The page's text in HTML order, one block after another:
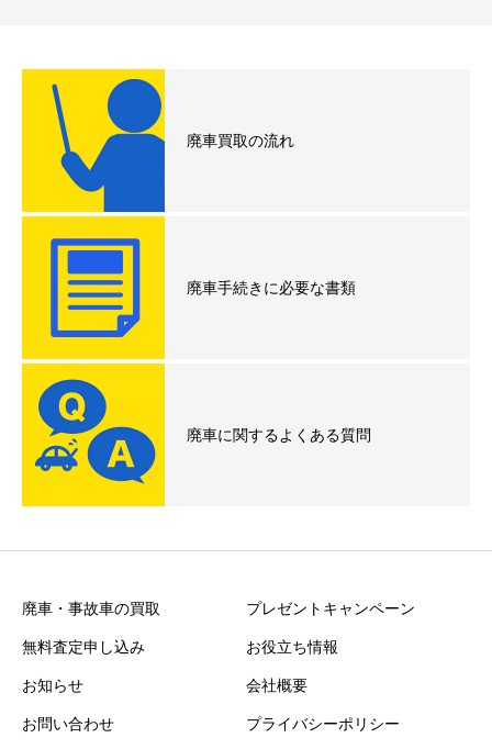
廃車買取の流れ
廃車手続きに必要な書類
廃車に関するよくある質問
廃車・事故車の買取
プレゼントキャンペーン
無料査定申し込み
お役立ち情報
お知らせ
会社概要
お問い合わせ
プライバシーポリシー